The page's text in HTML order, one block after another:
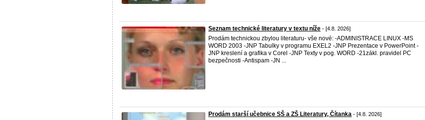
Seznam technické literatury v textu níže - [4.8. 2026]
Prodám technickou zbylou literaturu- vše nové: -ADMINISTRACE LINUX -MS
WORD 2003 -JNP Tabulky v programu EXEL2 -JNP Prezentace v PowerPoint -
JNP kreslení a grafika v Corel -JNP Texty v pog. WORD -21zákl. pravidel PC
bezpečnosti -Antispam -JN ...
Prodám starší učebnice SŠ a ZŠ Literatury, Čítanka - [4.8. 2026]